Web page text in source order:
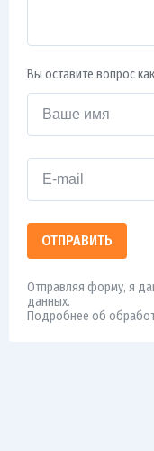
Вы оставите вопрос
ОТПРАВИТЬ
Отправляя форму, я
данных.
Подробнее об